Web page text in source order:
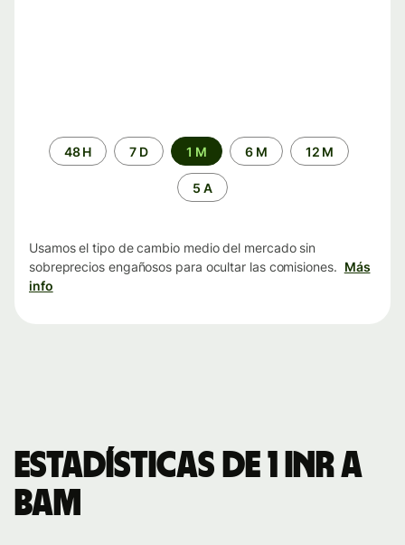
Periodo48 H 7 D 1 M 6 M 12 M
5 A
Usamos el tipo de cambio medio del mercado sin
sobreprecios engañosos para ocultar las comisiones. Más
info
Estadísticas de 1 INR a
BAM